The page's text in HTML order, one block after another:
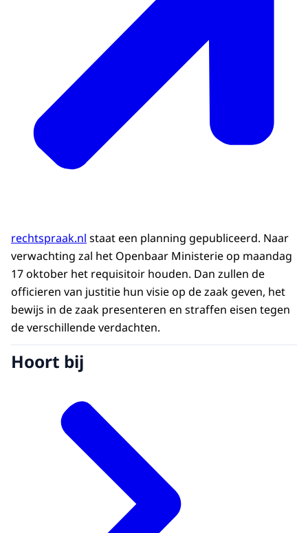
rechtspraak.nl staat een planning gepubliceerd. Naar
verwachting zal het Openbaar Ministerie op maandag
17 oktober het requisitoir houden. Dan zullen de
officieren van justitie hun visie op de zaak geven, het
bewijs in de zaak presenteren en straffen eisen tegen
de verschillende verdachten.
Hoort bij